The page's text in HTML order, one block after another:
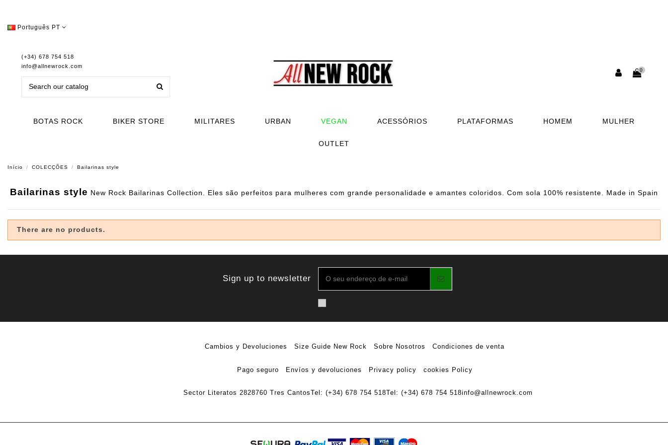
Português PT
(+34) 678 754 518
info@allnewrock.com
0
BOTAS ROCK BIKER STORE MILITARES URBAN VEGAN ACESSÓRIOS PLATAFORMAS HOMEM MULHER
OUTLET
Início COLECÇÕES Bailarinas style
Bailarinas style New Rock Bailarinas Collection. Eles são perfeitos para mulheres com grande personalidade e amantes coloridos. Com sola 100% resistente. Made in Spain
There are no products.
Sign up to newsletter
Cambios y Devoluciones Size Guide New Rock Sobre Nosotros Condiciones de venta
Pago seguro Envíos y devoluciones Privacy policy cookies Policy
Sector Literatos 2828760 Tres CantosTel: (+34) 678 754 518Tel: (+34) 678 754 518info@allnewrock.com